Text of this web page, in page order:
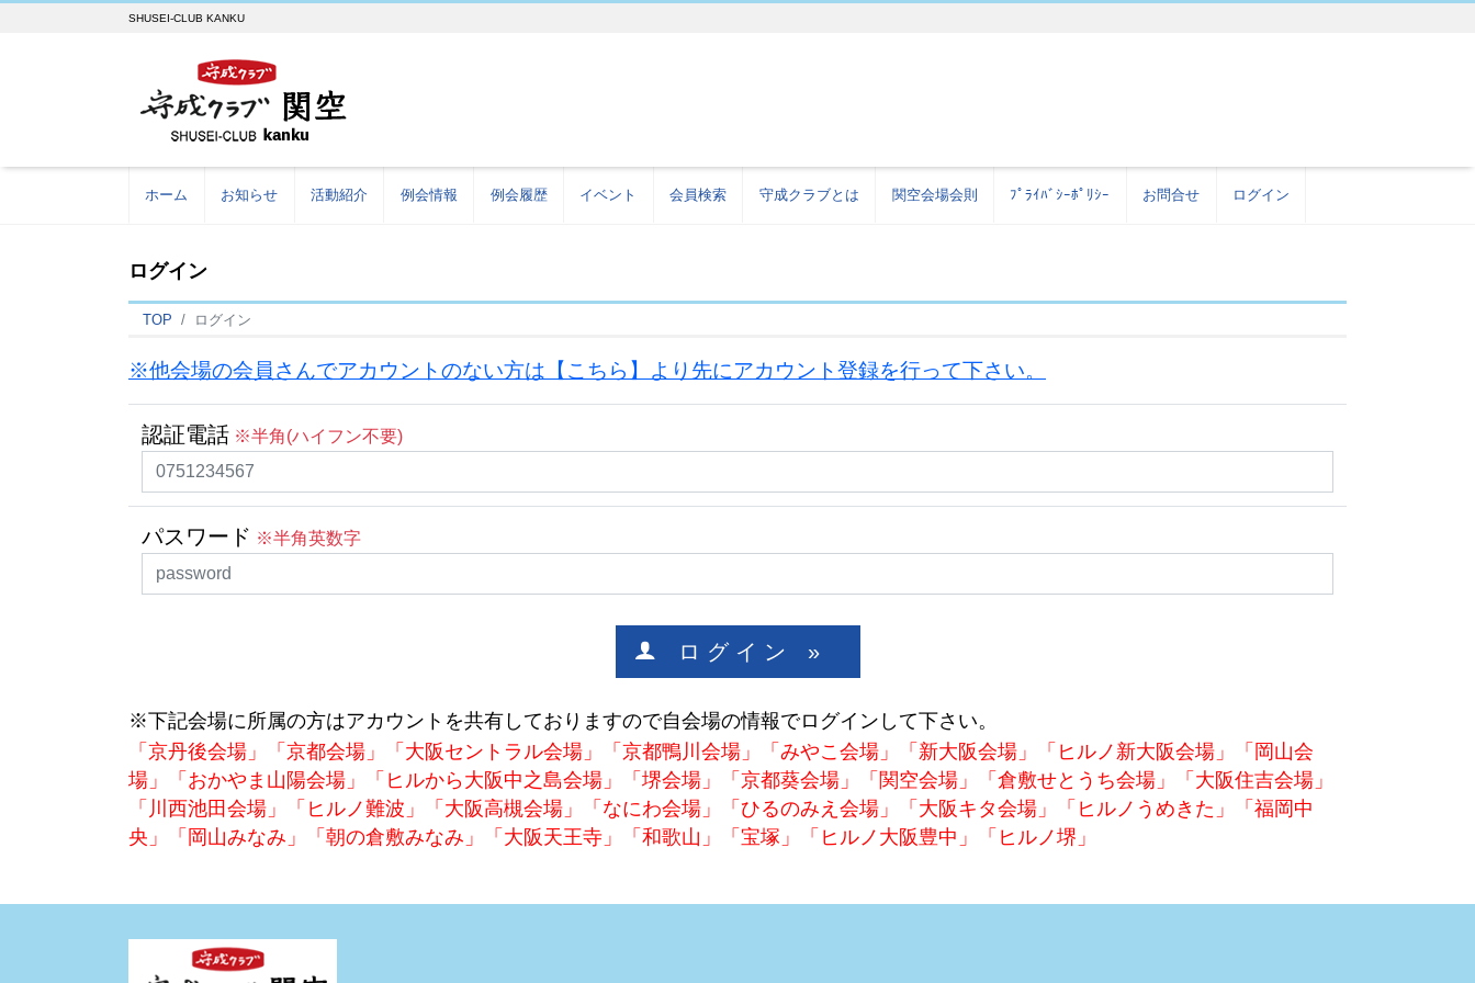
SHUSEI-CLUB KANKU
ホーム お知らせ 活動紹介 例会情報 例会履歴 イベント 会員検索 守成クラブとは 関空会場会則 ﾌﾟﾗｲﾊﾞｼｰﾎﾟﾘｼｰ お問合せ ログイン
ログイン
TOP ログイン
※他会場の会員さんでアカウントのない方は【こちら】より先にアカウント登録を行って下さい。
認証電話 ※半角(ハイフン不要)
パスワード ※半角英数字
ロ グ イ ン »
※下記会場に所属の方はアカウントを共有しておりますので自会場の情報でログインして下さい。
「京丹後会場」「京都会場」「大阪セントラル会場」「京都鴨川会場」「みやこ会場」「新大阪会場」「ヒルノ新大阪会場」「岡山会
場」「おかやま山陽会場」「ヒルから大阪中之島会場」「堺会場」「京都葵会場」「関空会場」「倉敷せとうち会場」「大阪住吉会場」
「川西池田会場」「ヒルノ難波」「大阪高槻会場」「なにわ会場」「ひるのみえ会場」「大阪キタ会場」「ヒルノうめきた」「福岡中
央」「岡山みなみ」「朝の倉敷みなみ」「大阪天王寺」「和歌山」「宝塚」「ヒルノ大阪豊中」「ヒルノ堺」